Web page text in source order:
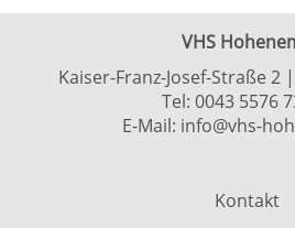
VHS
Kaiser-Franz-Josef-Straße 2
Tel: 0043 5576
E-Mail: info@vhs-
Kontakt